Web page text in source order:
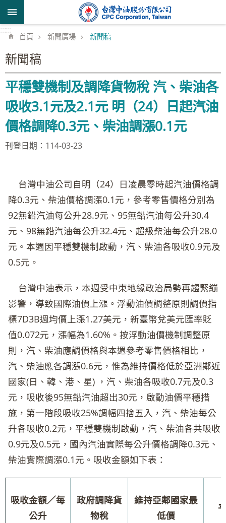
跳到主要內容區塊
::::::
首頁 新聞廣場 新聞稿
新聞稿
平穩雙機制及調降貨物稅 汽、柴油各
吸收3.1元及2.1元 明（24）日起汽油
價格調降0.3元、柴油調漲0.1元
刊登日期：114-03-23
台灣中油公司自明（24）日凌晨零時起汽油價格調
降0.3元、柴油價格調漲0.1元，參考零售價格分別為
92無鉛汽油每公升28.9元、95無鉛汽油每公升30.4
元、98無鉛汽油每公升32.4元、超級柴油每公升28.0
元。本週因平穩雙機制啟動，汽、柴油各吸收0.9元及
0.5元。
台灣中油表示，本週受中東地緣政治局勢再趨緊繃
影響，導致國際油價上漲。浮動油價調整原則調價指
標7D3B週均價上漲1.27美元，新臺幣兌美元匯率貶
值0.072元，漲幅為1.60%。按浮動油價機制調整原
則，汽、柴油應調價格與本週參考零售價格相比，
汽、柴油應各調漲0.6元，惟為維持價格低於亞洲鄰近
國家(日、韓、港、星) ，汽、柴油各吸收0.7元及0.3
元，吸收後95無鉛汽油超出30元，啟動油價平穩措
施，第一階段吸收25%調幅四捨五入，汽、柴油每公
升各吸收0.2元，平穩雙機制啟動，汽、柴油各共吸收
0.9元及0.5元，國內汽油實際每公升價格調降0.3元、
柴油實際調漲0.1元。吸收金額如下表：
吸收金額／每
公升
政府調降貨
物稅
維持亞鄰國家最
低價